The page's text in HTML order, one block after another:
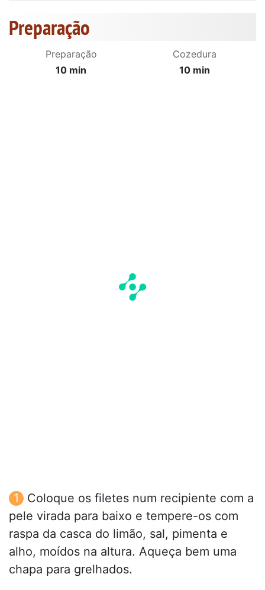
Preparação
Preparação
10 min
Cozedura
10 min
Coloque os filetes num recipiente com a
pele virada para baixo e tempere-os com
raspa da casca do limão, sal, pimenta e
alho, moídos na altura. Aqueça bem uma
chapa para grelhados.